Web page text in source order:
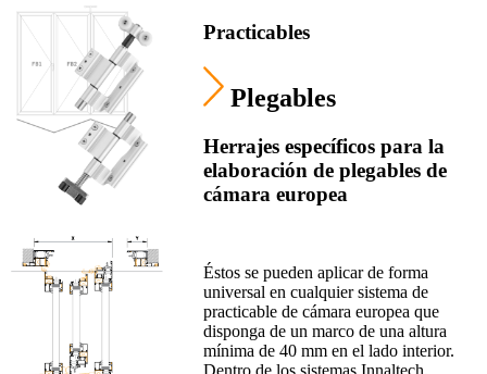
Practicables
Plegables
Herrajes específicos para la
elaboración de plegables de
cámara europea
Éstos se pueden aplicar de forma
universal en cualquier sistema de
practicable de cámara europea que
disponga de un marco de una altura
mínima de 40 mm en el lado interior.